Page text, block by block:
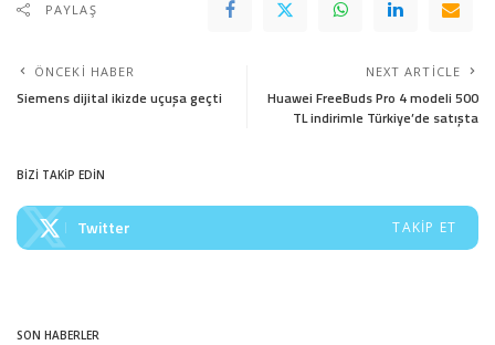
PAYLAŞ
ÖNCEKI HABER
Siemens dijital ikizde uçuşa geçti
NEXT ARTICLE
Huawei FreeBuds Pro 4 modeli 500
TL indirimle Türkiye’de satışta
BİZİ TAKİP EDİN
Twitter TAKIP ET
SON HABERLER